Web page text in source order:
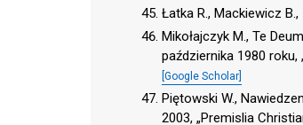
Łatka R., Mackiewicz
Mikołajczyk M., Te
października 1980
[Google Scholar]
Piętowski W.,
2003, „Premislia